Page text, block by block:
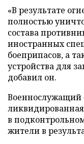
«В результате
полностью
состава
иностранных
боеприпасов, а
устройства для
добавил он.
Военнослужащий
в
жители в